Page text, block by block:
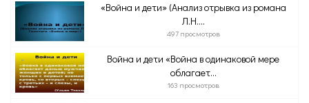
«Война и дети» (Анализ отрывка из романа
Л.Н....
497 просмотров
Война и дети «Война в одинаковой мере
облагает...
163 просмотров